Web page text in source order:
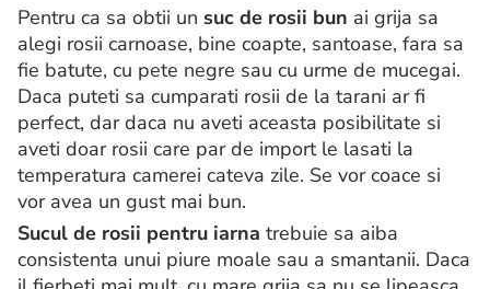
Pentru ca sa obtii un suc de rosii bun ai grija sa
alegi rosii carnoase, bine coapte, santoase, fara sa
fie batute, cu pete negre sau cu urme de mucegai.
Daca puteti sa cumparati rosii de la tarani ar fi
perfect, dar daca nu aveti aceasta posibilitate si
aveti doar rosii care par de import le lasati la
temperatura camerei cateva zile. Se vor coace si
vor avea un gust mai bun.
Sucul de rosii pentru iarna trebuie sa aiba
consistenta unui piure moale sau a smantanii. Daca